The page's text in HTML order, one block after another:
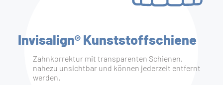
Invisalign® Kunststoff­schiene
Zahnkorrektur mit transparenten Schienen,
nahezu unsichtbar und können jederzeit entfernt
werden.